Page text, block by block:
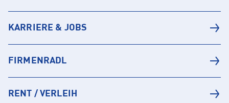
KARRIERE & JOBS
FIRMENRADL
RENT / VERLEIH